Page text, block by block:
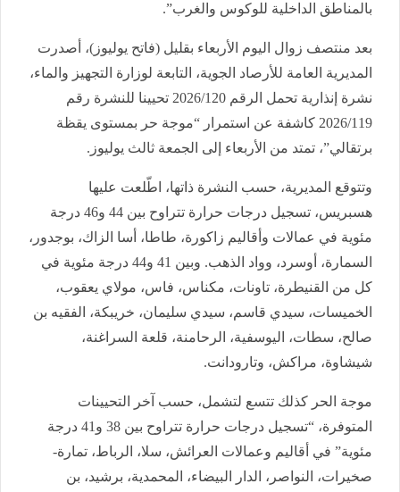
بالمناطق الداخلية للوكوس والغرب”.
بعد منتصف زوال اليوم الأربعاء بقليل (فاتح يوليوز)، أصدرت
المديرية العامة للأرصاد الجوية، التابعة لوزارة التجهيز والماء،
نشرة إنذارية تحمل الرقم 2026/120 تحيينا للنشرة رقم
2026/119 كاشفة عن استمرار “موجة حر بمستوى يقظة
برتقالي”، تمتد من الأربعاء إلى الجمعة ثالث يوليوز.
وتتوقع المديرية، حسب النشرة ذاتها، اطّلعت عليها
هسبريس، تسجيل درجات حرارة تتراوح بين 44 و46 درجة
مئوية في عمالات وأقاليم زاكورة، طاطا، أسا الزاك، بوجدور،
السمارة، أوسرد، وواد الذهب. وبين 41 و44 درجة مئوية في
كل من القنيطرة، تاونات، مكناس، فاس، مولاي يعقوب،
الخميسات، سيدي قاسم، سيدي سليمان، خريبكة، الفقيه بن
صالح، سطات، اليوسفية، الرحامنة، قلعة السراغنة،
شيشاوة، مراكش، وتارودانت.
موجة الحر كذلك تتسع لتشمل، حسب آخر التحيينات
المتوفرة، “تسجيل درجات حرارة تتراوح بين 38 و41 درجة
مئوية” في أقاليم وعمالات العرائش، سلا، الرباط، تمارة-
صخيرات، النواصر، الدار البيضاء، المحمدية، برشيد، بن